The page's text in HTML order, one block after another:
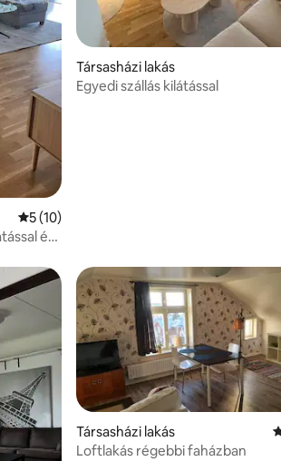
Átlagos értékelés: 5/5, 10 vélemény
5 (10)
és
Társasházi lakás
Egyedi szállás kilátással
Társasházi lakás
Loftlakás régebbi faházban